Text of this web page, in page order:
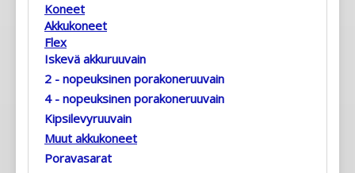
Koneet
Akkukoneet
Flex
Iskevä akkuruuvain
2 - nopeuksinen porakoneruuvain
4 - nopeuksinen porakoneruuvain
Kipsilevyruuvain
Muut akkukoneet
Poravasarat